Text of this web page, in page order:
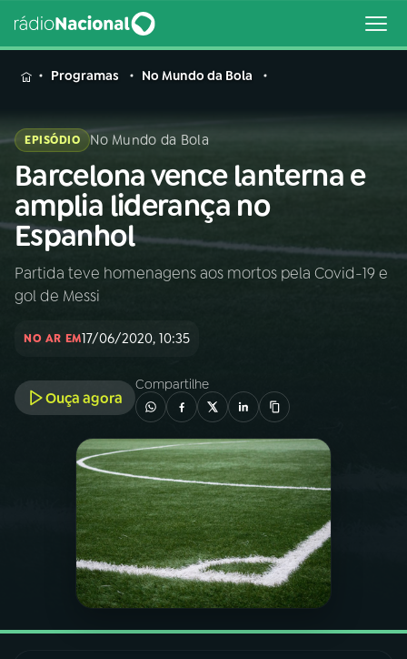
MENU
Buscar
na
Rádio
Nacional
Buscar
AO VIVO
INÍCIO
A RÁDIO
PROGRAMAÇÃO
PROGRAMAS
PODCASTS
06VIDEOCASTS
Programas No Mundo da Bola
EPISÓDIO No Mundo da Bola
Barcelona vence lanterna e
amplia liderança no
Espanhol
Partida teve homenagens aos mortos pela Covid-19 e
gol de Messi
NO AR EM17/06/2020, 10:35
Ouça agora
Compartilhe